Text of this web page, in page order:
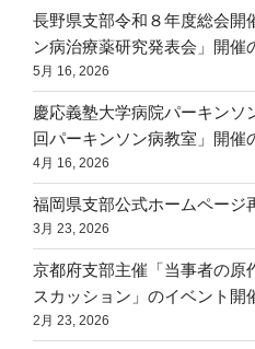
長野県支部令和８年度総会開
ン病治療薬研究発表会」開催
5月 16, 2026
慶応義塾大学病院パーキンソ
回パーキンソン病教室」開催
4月 16, 2026
福岡県支部公式ホームページ
3月 23, 2026
京都府支部主催「当事者の原
スカッション」のイベント開
2月 23, 2026